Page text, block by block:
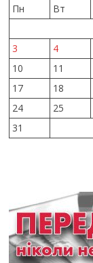
Пн
Вт
3
4
10
11
17
18
24
25
31